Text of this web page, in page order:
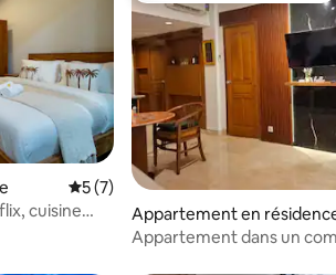
: 4,8 sur 5
Évaluation moyenne sur la base
5 (7)
cuisine
Appartement en
Kuta
Appartement dans un